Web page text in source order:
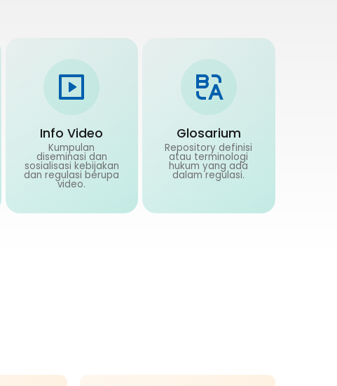
Info Video
Kumpulan
diseminasi dan
sosialisasi kebijakan
dan regulasi berupa
video.
Glosarium
Repository definisi
atau terminologi
hukum yang ada
dalam regulasi.